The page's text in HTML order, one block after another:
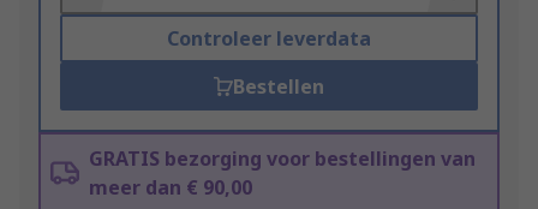
Controleer leverdata
Bestellen
GRATIS bezorging voor bestellingen van
meer dan € 90,00